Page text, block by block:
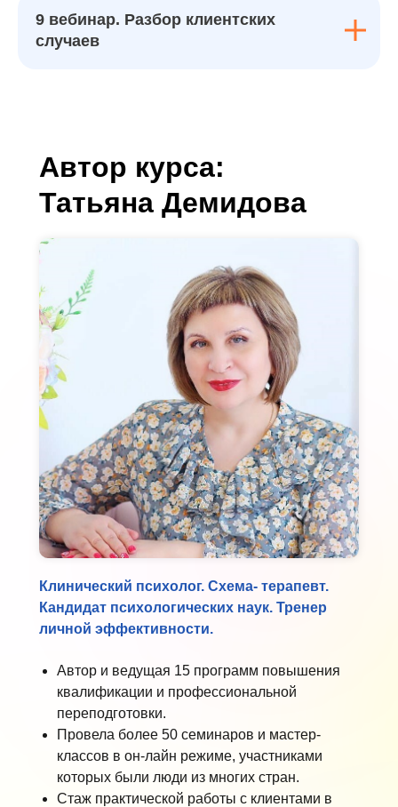
9 вебинар. Разбор клиентских
случаев
Клинический психолог. Схема- терапевт.
Кандидат психологических наук. Тренер
личной эффективности.
Автор и ведущая 15 программ повышения
квалификации и профессиональной
переподготовки.
Провела более 50 семинаров и мастер-
классов в он-лайн режиме, участниками
которых были люди из многих стран.
Стаж практической работы с клиентами в
Автор курса:
Татьяна Демидова